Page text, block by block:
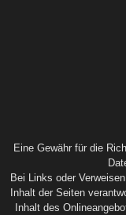
Eine Gewähr für die
Bei Links oder
Inhalt der Seiten
Inhalt des